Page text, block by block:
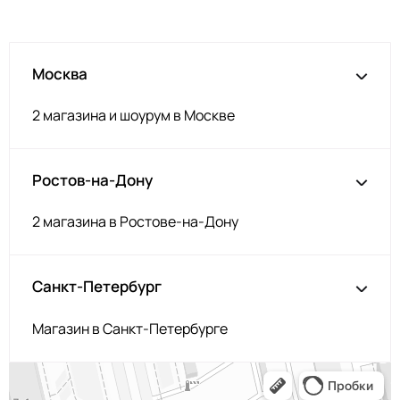
Лайм
Пудра
Фуксия
ДЛ303
Серый
Изумруд
ДЛ519
Тёмно-серый
ДЛ514
Москва
2 магазина и шоурум в Москве
Ростов-на-Дону
2 магазина в Ростове-на-Дону
Санкт-Петербург
Магазин в Санкт-Петербурге